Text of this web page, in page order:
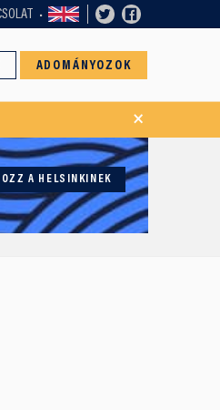
ADOMÁNYOZOK
×
A HELSINKINEK